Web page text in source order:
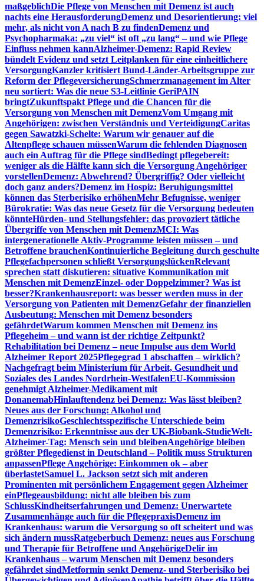
maßgeblichDie Pflege von Menschen mit Demenz ist auch
nachts eine HerausforderungDemenz und Desorientierung: viel
mehr, als nicht von A nach B zu findenDemenz und
Psychopharmaka: „zu viel“ ist oft „zu lang“ – und wie Pflege
Einfluss nehmen kannAlzheimer-Demenz: Rapid Review
bündelt Evidenz und setzt Leitplanken für eine einheitlichere
VersorgungKanzler kritisiert Bund-Länder-Arbeitsgruppe zur
Reform der PflegeversicherungSchmerzmanagement im Alter
neu sortiert: Was die neue S3-Leitlinie GeriPAIN
bringtZukunftspakt Pflege und die Chancen für die
Versorgung von Menschen mit DemenzVom Umgang mit
Angehörigen: zwischen Verständnis und VerteidigungCaritas
gegen Sawatzki-Schelte: Warum wir genauer auf die
Altenpflege schauen müssenWarum die fehlenden Diagnosen
auch ein Auftrag für die Pflege sindBedingt pflegebereit:
weniger als die Hälfte kann sich die Versorgung Angehöriger
vorstellenDemenz: Abwehrend? Übergriffig? Oder vielleicht
doch ganz anders?Demenz im Hospiz: Beruhigungsmittel
können das Sterberisiko erhöhenMehr Befugnisse, weniger
Bürokratie: Was das neue Gesetz für die Versorgung bedeuten
könnteHürden- und Stellungsfehler: das provoziert tätliche
Übergriffe von Menschen mit DemenzMCI: Was
intergenerationelle Aktiv-Programme leisten müssen – und
Betroffene brauchenKontinuierliche Begleitung durch geschulte
Pflegefachpersonen schließt VersorgungslückenRelevant
sprechen statt diskutieren: situative Kommunikation mit
Menschen mit DemenzEinzel- oder Doppelzimmer? Was ist
besser?Krankenhausreport: was besser werden muss in der
Versorgung von Patienten mit DemenzGefahr der finanziellen
Ausbeutung: Menschen mit Demenz besonders
gefährdetWarum kommen Menschen mit Demenz ins
Pflegeheim – und wann ist der richtige Zeitpunkt?
Rehabilitation bei Demenz – neue Impulse aus dem World
Alzheimer Report 2025Pflegegrad 1 abschaffen – wirklich?
Nachgefragt beim Ministerium für Arbeit, Gesundheit und
Soziales des Landes Nordrhein-WestfalenEU-Kommission
genehmigt Alzheimer-Medikament mit
DonanemabHinlauftendenz bei Demenz: Was lässt bleiben?
Neues aus der Forschung: Alkohol und
DemenzrisikoGeschlechtsspezifische Unterschiede beim
Demenzrisiko: Erkenntnisse aus der UK-Biobank-StudieWelt-
Alzheimer-Tag: Mensch sein und bleibenAngehörige bleiben
größter Pflegedienst in Deutschland – Politik muss Strukturen
anpassenPflege Angehörige: Einkommen ok – aber
überlastetSamuel L. Jackson setzt sich mit anderen
Prominenten mit persönlichem Engagement gegen Alzheimer
einPflegeausbildung: nicht alle bleiben bis zum
SchlussKindheitserfahrungen und Demenz: Unerwartete
Zusammenhänge auch für die PflegepraxisDemenz im
Krankenhaus: warum die Versorgung so oft scheitert und was
sich ändern mussRatgeberbuch Demenz: neues aus Forschung
und Therapie für Betroffene und AngehörigeDelir im
Krankenhaus – warum Menschen mit Demenz besonders
gefährdet sindMetformin senkt Demenz- und Sterberisiko bei